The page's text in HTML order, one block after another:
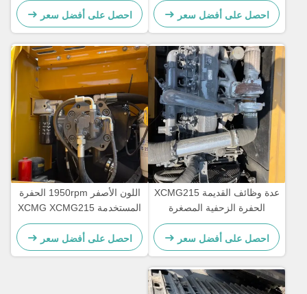
المتحركة 21450 كجم
احصل على أفضل سعر
احصل على أفضل سعر
عدة وظائف القديمة XCMG215
الحفرة الزحفية المصغرة
106.5kW معدات نقل الأرض
المستعملة
احصل على أفضل سعر
اللون الأصفر 1950rpm الحفرة
المستخدمة XCMG XCMG215
الحفرة الزحفية المصغرة
21450kg
احصل على أفضل سعر